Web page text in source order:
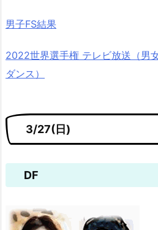
男子FS結果
2022世界選手権 テレビ放送（男
ダンス）
3/27(日)
DF